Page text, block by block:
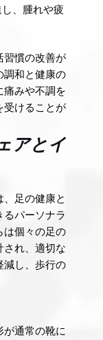
、腫れや疲
習慣の改善が
調和と健康の
痛みや不調を
受けることが
アとイ
足の健康と
パーソナラ
は個々の足の
され、適切な
減し、歩行の
が通常の靴に